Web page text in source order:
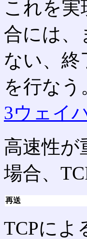
これを
合には、
ない、終
を行な
3ウェイ
高速性が
場合、
再送
TCPによ